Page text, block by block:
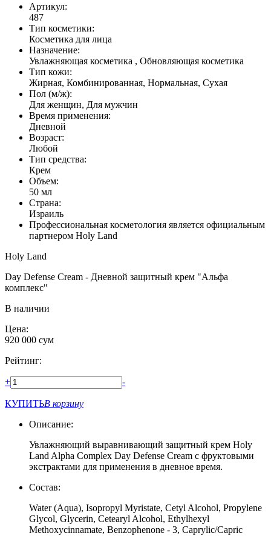
Артикул:
487
Тип косметики:
Косметика для лица
Назначение:
Увлажняющая косметика , Обновляющая косметика
Тип кожи:
Жирная, Комбинированная, Нормальная, Сухая
Пол (м/ж):
Для женщин, Для мужчин
Время применения:
Дневной
Возраст:
Любой
Тип средства:
Крем
Объем:
50 мл
Страна:
Израиль
Профессиональная косметология является официальным
партнером Holy Land
Holy Land
Day Defense Cream - Дневной защитный крем "Альфа
комплекс"
В наличии
Цена:
920 000 сум
Рейтинг:
+ -
КУПИТЬВ корзину
Описание:
Увлажняющий выравнивающий защитный крем Holy
Land Alpha Complex Day Defense Cream с фруктовыми
экстрактами для применения в дневное время.
Состав:
Water (Aqua), Isopropyl Myristate, Cetyl Alcohol, Propylene
Glycol, Glycerin, Cetearyl Alcohol, Ethylhexyl
Methoxycinnamate, Benzophenone - 3, Caprylic/Capric